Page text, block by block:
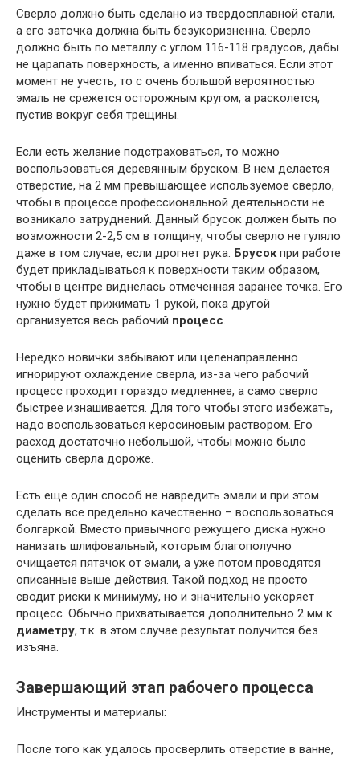
Сверло должно быть сделано из твердосплавной стали,
а его заточка должна быть безукоризненна. Сверло
должно быть по металлу с углом 116-118 градусов, дабы
не царапать поверхность, а именно впиваться. Если этот
момент не учесть, то с очень большой вероятностью
эмаль не срежется осторожным кругом, а расколется,
пустив вокруг себя трещины.
Если есть желание подстраховаться, то можно
воспользоваться деревянным бруском. В нем делается
отверстие, на 2 мм превышающее используемое сверло,
чтобы в процессе профессиональной деятельности не
возникало затруднений. Данный брусок должен быть по
возможности 2-2,5 см в толщину, чтобы сверло не гуляло
даже в том случае, если дрогнет рука. Брусокпри работе
будет прикладываться к поверхности таким образом,
чтобы в центре виднелась отмеченная заранее точка. Его
нужно будет прижимать 1 рукой, пока другой
организуется весь рабочий процесс.
Нередко новички забывают или целенаправленно
игнорируют охлаждение сверла, из-за чего рабочий
процесс проходит гораздо медленнее, а само сверло
быстрее изнашивается. Для того чтобы этого избежать,
надо воспользоваться керосиновым раствором. Его
расход достаточно небольшой, чтобы можно было
оценить сверла дороже.
Есть еще один способ не навредить эмали и при этом
сделать все предельно качественно – воспользоваться
болгаркой. Вместо привычного режущего диска нужно
нанизать шлифовальный, которым благополучно
очищается пятачок от эмали, а уже потом проводятся
описанные выше действия. Такой подход не просто
сводит риски к минимуму, но и значительно ускоряет
процесс. Обычно прихватывается дополнительно 2 мм к
диаметру, т.к. в этом случае результат получится без
изъяна.
Завершающий этап рабочего процесса
Инструменты и материалы:
После того как удалось просверлить отверстие в ванне,